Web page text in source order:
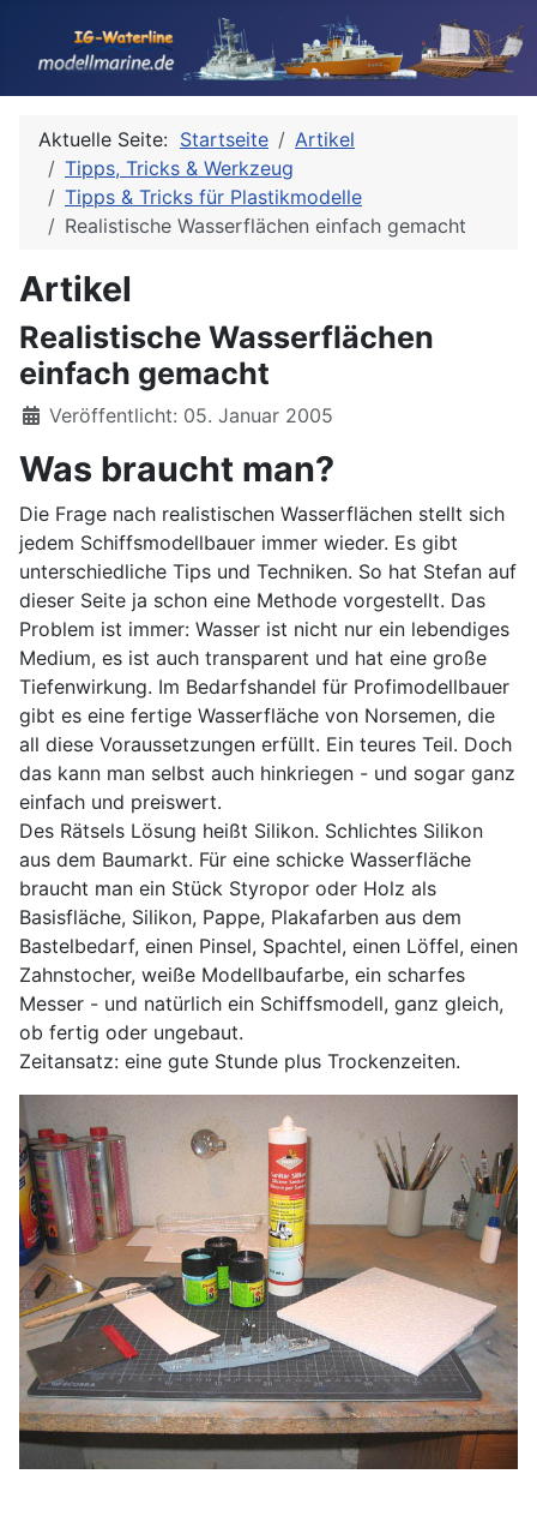
Aktuelle Seite: Startseite
Artikel
Tipps, Tricks & Werkzeug
Tipps & Tricks für Plastikmodelle
Realistische Wasserflächen einfach gemacht
Artikel
Realistische Wasserflächen
einfach gemacht
Details
Veröffentlicht: 05. Januar 2005
Was braucht man?
Die Frage nach realistischen Wasserflächen stellt sich
jedem Schiffsmodellbauer immer wieder. Es gibt
unterschiedliche Tips und Techniken. So hat Stefan auf
dieser Seite ja schon eine Methode vorgestellt. Das
Problem ist immer: Wasser ist nicht nur ein lebendiges
Medium, es ist auch transparent und hat eine große
Tiefenwirkung. Im Bedarfshandel für Profimodellbauer
gibt es eine fertige Wasserfläche von Norsemen, die
all diese Voraussetzungen erfüllt. Ein teures Teil. Doch
das kann man selbst auch hinkriegen - und sogar ganz
einfach und preiswert.
Des Rätsels Lösung heißt Silikon. Schlichtes Silikon
aus dem Baumarkt. Für eine schicke Wasserfläche
braucht man ein Stück Styropor oder Holz als
Basisfläche, Silikon, Pappe, Plakafarben aus dem
Bastelbedarf, einen Pinsel, Spachtel, einen Löffel, einen
Zahnstocher, weiße Modellbaufarbe, ein scharfes
Messer - und natürlich ein Schiffsmodell, ganz gleich,
ob fertig oder ungebaut.
Zeitansatz: eine gute Stunde plus Trockenzeiten.